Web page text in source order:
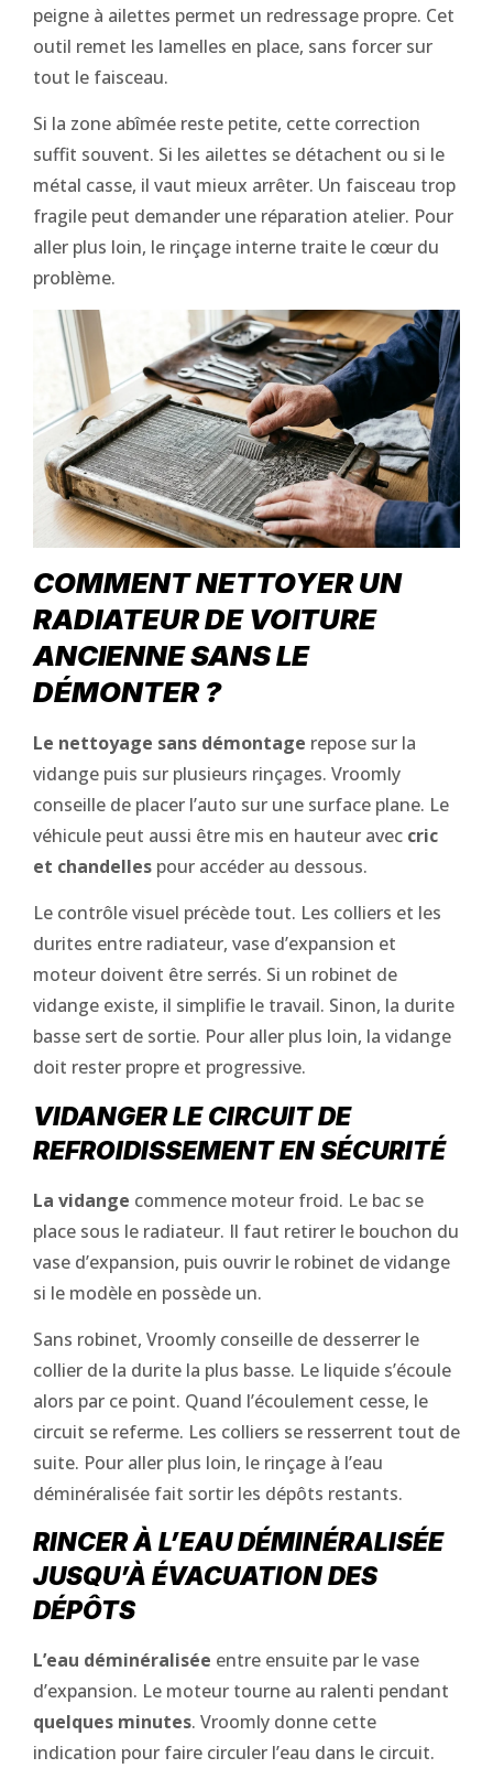
peigne à ailettes permet un redressage propre. Cet
outil remet les lamelles en place, sans forcer sur
tout le faisceau.
Si la zone abîmée reste petite, cette correction
suffit souvent. Si les ailettes se détachent ou si le
métal casse, il vaut mieux arrêter. Un faisceau trop
fragile peut demander une réparation atelier. Pour
aller plus loin, le rinçage interne traite le cœur du
problème.
COMMENT NETTOYER UN
RADIATEUR DE VOITURE
ANCIENNE SANS LE
DÉMONTER ?
Le nettoyage sans démontage repose sur la
vidange puis sur plusieurs rinçages. Vroomly
conseille de placer l’auto sur une surface plane. Le
véhicule peut aussi être mis en hauteur avec cric
et chandelles pour accéder au dessous.
Le contrôle visuel précède tout. Les colliers et les
durites entre radiateur, vase d’expansion et
moteur doivent être serrés. Si un robinet de
vidange existe, il simplifie le travail. Sinon, la durite
basse sert de sortie. Pour aller plus loin, la vidange
doit rester propre et progressive.
VIDANGER LE CIRCUIT DE
REFROIDISSEMENT EN SÉCURITÉ
La vidange commence moteur froid. Le bac se
place sous le radiateur. Il faut retirer le bouchon du
vase d’expansion, puis ouvrir le robinet de vidange
si le modèle en possède un.
Sans robinet, Vroomly conseille de desserrer le
collier de la durite la plus basse. Le liquide s’écoule
alors par ce point. Quand l’écoulement cesse, le
circuit se referme. Les colliers se resserrent tout de
suite. Pour aller plus loin, le rinçage à l’eau
déminéralisée fait sortir les dépôts restants.
RINCER À L’EAU DÉMINÉRALISÉE
JUSQU’À ÉVACUATION DES
DÉPÔTS
L’eau déminéralisée entre ensuite par le vase
d’expansion. Le moteur tourne au ralenti pendant
quelques minutes. Vroomly donne cette
indication pour faire circuler l’eau dans le circuit.